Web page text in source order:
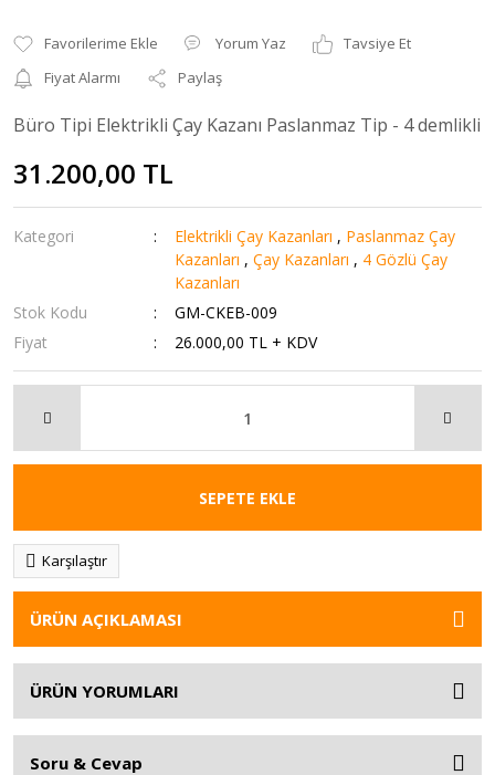
Yorum Yaz
Tavsiye Et
Fiyat Alarmı
Paylaş
Büro Tipi Elektrikli Çay Kazanı Paslanmaz Tip - 4 demlikli
31.200,00 TL
Kategori Elektrikli Çay Kazanları , Paslanmaz Çay
Kazanları ,Çay Kazanları , 4 Gözlü Çay
Kazanları
Stok Kodu
GM-CKEB-009
Fiyat
26.000,00 TL + KDV
SEPETE EKLE
Karşılaştır
ÜRÜN AÇIKLAMASI
ÜRÜN YORUMLARI
Soru & Cevap